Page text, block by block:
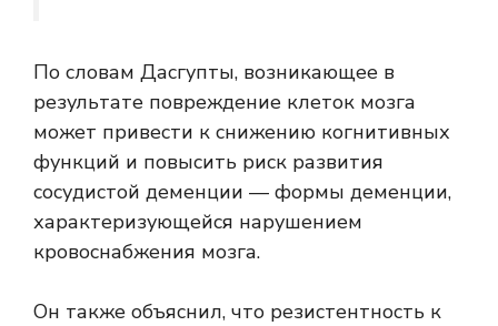
По словам Дасгупты, возникающее в
результате повреждение клеток мозга
может привести к снижению когнитивных
функций и повысить риск развития
сосудистой деменции — формы деменции,
характеризующейся нарушением
кровоснабжения мозга.
Он также объяснил, что резистентность к